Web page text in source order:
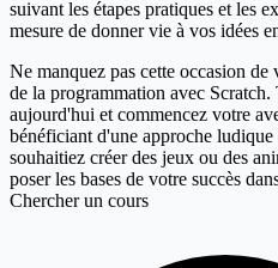
suivant les étapes pratiques et les
mesure de donner vie à vos idées
Ne manquez pas cette occasion de
de la programmation avec Scratch.
aujourd'hui et commencez votre
bénéficiant d'une approche
souhaitiez créer des jeux ou des
poser les bases de votre succès
Chercher un cours